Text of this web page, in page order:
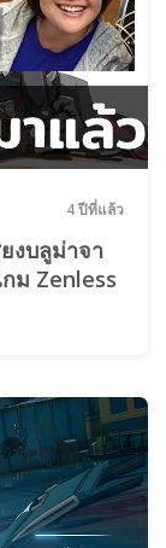
4 ปีที่แล้ว
งบลูม่าจา
ม Zenless